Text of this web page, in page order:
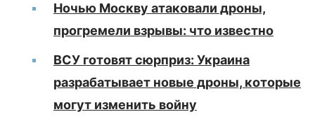
Ночью Москву атаковали дроны,
прогремели взрывы: что известно
ВСУ готовят сюрприз: Украина
разрабатывает новые дроны, которые
могут изменить войну